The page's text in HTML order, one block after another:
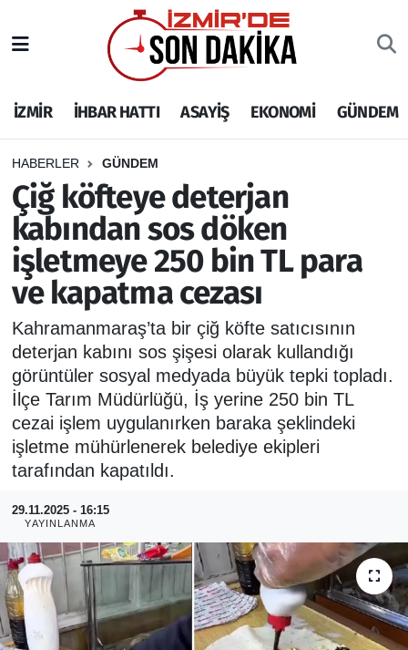
İZMİR İHBAR HATTI ASAYİŞ EKONOMİ GÜNDEM
HABERLER GÜNDEM
Çiğ köfteye deterjan
kabından sos döken
işletmeye 250 bin TL para
ve kapatma cezası
Kahramanmaraş’ta bir çiğ köfte satıcısının
deterjan kabını sos şişesi olarak kullandığı
görüntüler sosyal medyada büyük tepki topladı.
İlçe Tarım Müdürlüğü, İş yerine 250 bin TL
cezai işlem uygulanırken baraka şeklindeki
işletme mühürlenerek belediye ekipleri
tarafından kapatıldı.
29.11.2025 - 16:15
YAYINLANMA
İHBAR HATTI
DEPREM
GENEL
EKONOMİ
SİYASET
SPOR
ASAYİŞ
RESMİ REKLAM
İzmir Nöbetçi Eczaneler
İzmir Hava Durumu
İzmir Namaz Vakitleri
İzmir Trafik Yoğunluk Haritası
Puan Durumu ve Fikstür
Tüm Manşetler
Son Dakika Haberleri
Haber Arşivi